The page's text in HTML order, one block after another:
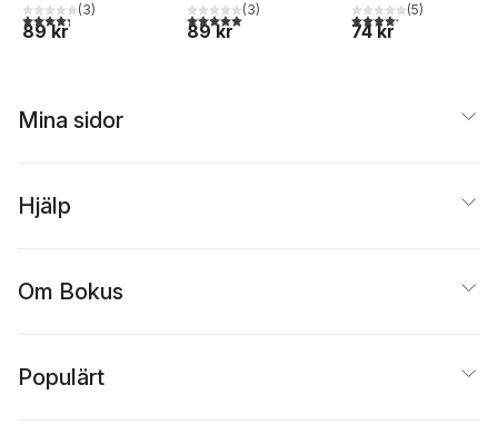
4,3utav 5 stjärnor. Totalt antal röster:
(3)
89 kr
5,0utav 5 stjärnor. Totalt antal röster:
(3)
89 kr
4,2utav 5 stjärnor.
(5)
74 kr
Mina sidor
Hjälp
Om Bokus
Populärt